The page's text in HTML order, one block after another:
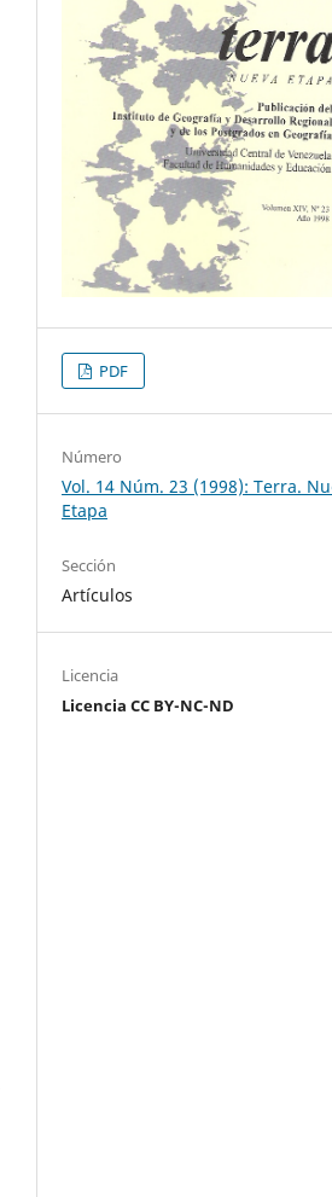
PDF
Número
Vol. 14 Núm. 23 (1998): Terra.
Etapa
Sección
Artículos
Licencia
Licencia CC BY-NC-ND